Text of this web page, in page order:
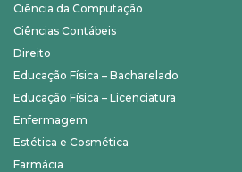
Ciência da Computação
Ciências Contábeis
Direito
Educação Física – Bacharelado
Educação Física – Licenciatura
Enfermagem
Estética e Cosmética
Farmácia